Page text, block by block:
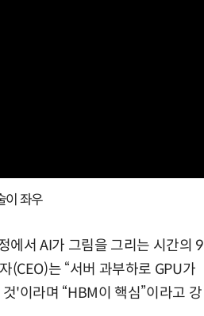
이 좌우
에서 AI가 그림을 그리는 시간의 9
(CEO)는 “서버 과부하로 GPU가
'이라며 “HBM이 핵심”이라고 강